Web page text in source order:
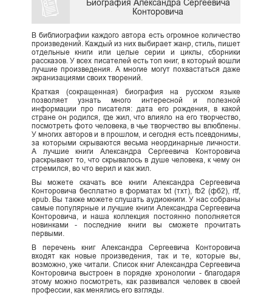
Биография Александра Сергеевича
Конторовича
В библиографии каждого автора есть огромное количество
произведений. Каждый из них выбирает жанр, стиль, пишет
отдельные книги или целые серии и циклы, сборники
рассказов. У всех писателей есть топ книг, в который вошли
лучшие произведения. А многие могут похвастаться даже
экранизациями своих творений.
Краткая (сокращенная) биография на русском языке
позволяет узнать много интересной и полезной
информации про писателя: дата его рождения, в какой
стране он родился, где жил, что влияло на его творчество,
посмотреть фото человека, в чье творчество вы влюблены.
У многих авторов и в прошлом, и сегодня есть псевдонимы,
за которыми скрываются весьма неординарные личности.
А лучшие книги Александра Сергеевича Конторовича
раскрывают то, что скрывалось в душе человека, к чему он
стремился, во что верил и как жил.
Вы можете скачать все книги Александра Сергеевича
Конторовича бесплатно в форматах txt (тхт), fb2 (фб2), rtf,
epub. Вы также можете слушать аудиокниги. У нас собраны
самые популярные и лучшие книги Александра Сергеевича
Конторовича, и наша коллекция постоянно пополняется
новинками - последние книги вы сможете прочитать
первыми.
В перечень книг Александра Сергеевича Конторовича
входят как новые произведения, так и те, которые вы,
возможно, уже читали. Список книг Александра Сергеевича
Конторовича выстроен в порядке хронологии - благодаря
этому можно посмотреть, как развивался человек в своей
профессии, как менялись его взгляды.